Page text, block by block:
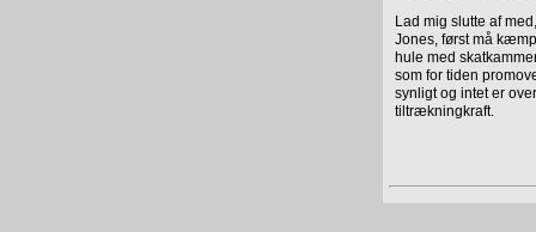
Lad mig slutte af
Jones, først må
hule med
som for tiden
synligt og intet er
tiltrækningkraft.